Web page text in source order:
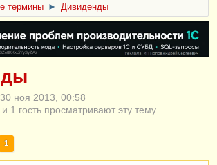
термины ► Дивиденды
ноя 2013, 00:58
1 гость просматривают эту тему.
1